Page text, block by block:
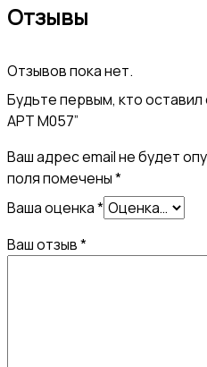
Отзывы
Отзывов пока нет.
Будьте первым, кто
АРТ М057”
Ваш адрес email не будет
поля помечены*
Ваша оценка*
Ваш отзыв*